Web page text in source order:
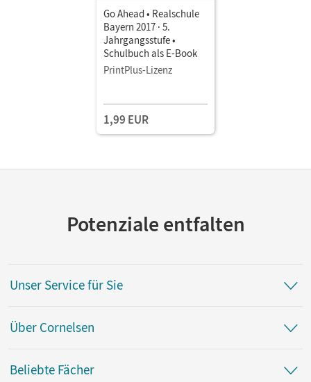
Go Ahead • Realschule
Bayern 2017 · 5.
Jahrgangsstufe •
Schulbuch als E-Book
PrintPlus-Lizenz
1,99 EUR
Potenziale entfalten
Unser Service für Sie
Über Cornelsen
Beliebte Fächer